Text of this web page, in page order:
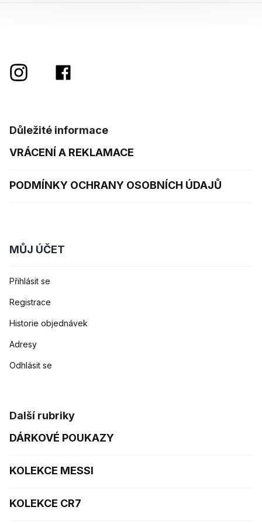
Důležité informace
VRÁCENÍ A REKLAMACE
PODMÍNKY OCHRANY OSOBNÍCH ÚDAJŮ
MŮJ ÚČET
Přihlásit se
Registrace
Historie objednávek
Adresy
Odhlásit se
Další rubriky
DÁRKOVÉ POUKAZY
KOLEKCE MESSI
KOLEKCE CR7